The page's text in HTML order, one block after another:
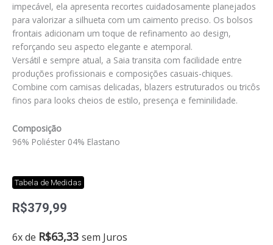
impecável, ela apresenta recortes cuidadosamente planejados
para valorizar a silhueta com um caimento preciso. Os bolsos
frontais adicionam um toque de refinamento ao design,
reforçando seu aspecto elegante e atemporal.
Versátil e sempre atual, a Saia transita com facilidade entre
produções profissionais e composições casuais-chiques.
Combine com camisas delicadas, blazers estruturados ou tricôs
finos para looks cheios de estilo, presença e feminilidade.
Composição
96% Poliéster 04% Elastano
Tabela de Medidas
R$379,99
6x de R$63,33 sem Juros
Saia